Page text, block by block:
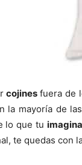
cojinesfuera de
la mayoría de
lo que tu
te quedas con